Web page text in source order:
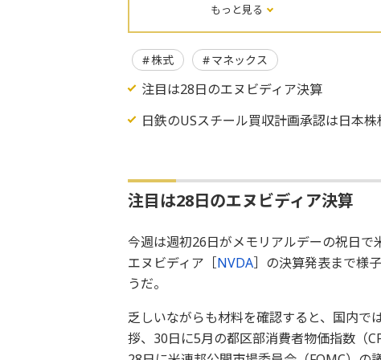
もっと見る
株式 マネックス
注目は28日のエヌビディア決算
日鉄のUSスチール買収計画承認は日本
注目は28日のエヌビディア決算
今週は週初26日がメモリアルデーの祝日
エヌビディア［NVDA］の決算発表まで様
うだ。
乏しいながらも材料を確認すると、国内
拶、30日に5月の都区部消費者物価指数（